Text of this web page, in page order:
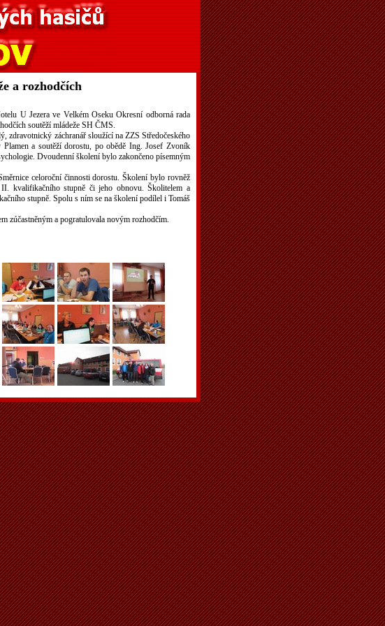
a rozhodčích
U Jezera ve Velkém Oseku Okresní odborná rada
soutěží mládeže SH ČMS.
zdravotnický záchranář sloužící na ZZS Středočeského
a soutěží dorostu, po obědě Ing. Josef Zvoník
Dvoudenní školení bylo zakončeno písemným
celoroční činnosti dorostu. Školení bylo rovněž
kvalifikačního stupně či jeho obnovu. Školitelem a
stupně. Spolu s ním se na školení podílel i Tomáš
zúčastněným a pogratulovala novým rozhodčím.